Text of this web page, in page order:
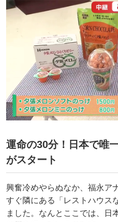
運命の30分！日本で唯
がスタート
興奮冷めやらぬなか、福永ア
すぐ隣にある「レストハウス
ました。なんとここでは、日